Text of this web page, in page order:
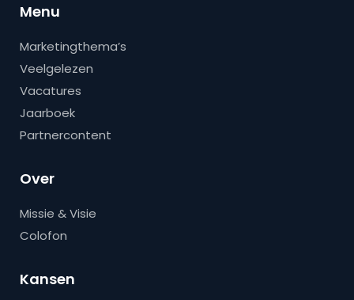
Menu
Marketingthema’s
Veelgelezen
Vacatures
Jaarboek
Partnercontent
Over
Missie & Visie
Colofon
Kansen